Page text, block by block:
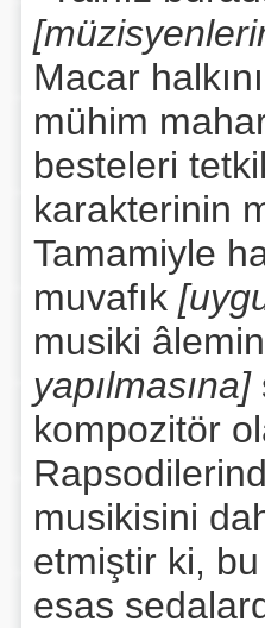
Macar
mühim
besteleri
karakterinin
Tamamiyle
muvafık
musiki
yapılmasına]
kompozitör
musikisini
etmiştir ki,
esas